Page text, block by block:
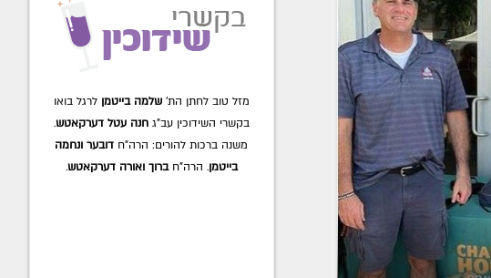
מזל טוב לחתן הת'שלמה בייטמן לרגל בואו
בקשרי השידוכין עב"גחנה עטל דערקאטש.
משנה ברכות להורים: הרה"ח דובער ונחמה
בייטמן. הרה"חברוך ואורה דערקאטש.